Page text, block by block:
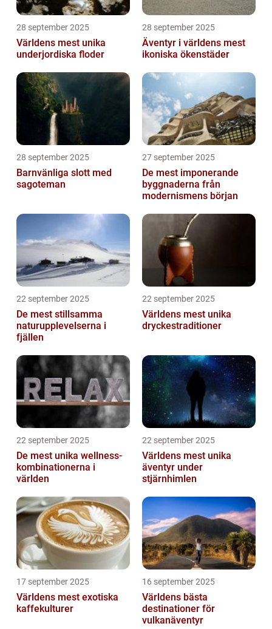
28 september 2025
Världens mest unika
underjordiska floder
28 september 2025
Äventyr i världens mest
ikoniska ökenstäder
28 september 2025
Barnvänliga slott med
sagoteman
27 september 2025
De mest imponerande
byggnaderna från
modernismens början
22 september 2025
De mest stillsamma
naturupplevelserna i
fjällen
22 september 2025
Världens mest unika
dryckestraditioner
22 september 2025
De mest unika wellness-
kombinationerna i
världen
22 september 2025
Världens mest unika
äventyr under
stjärnhimlen
17 september 2025
Världens mest exotiska
kaffekulturer
16 september 2025
Världens bästa
destinationer för
vulkanäventyr